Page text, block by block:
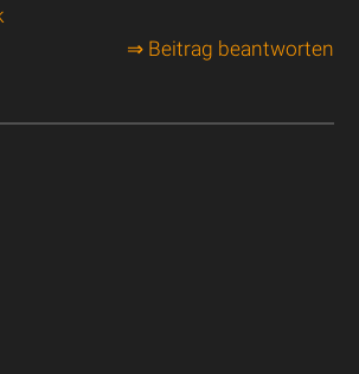
⇒ Beitrag beantworten